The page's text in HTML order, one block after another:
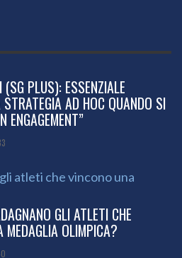
(SG PLUS): ESSENZIALE
STRATEGIA AD HOC QUANDO SI
ENGAGEMENT”
GLI ATLETI CHE
MEDAGLIA OLIMPICA?